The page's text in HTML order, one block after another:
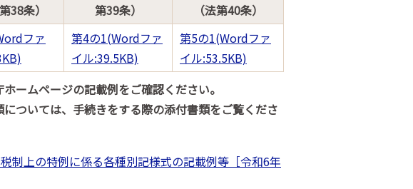
38条）
第39条）
（法第40条）
ファ
第4の1(Wordファ
イル:39.5KB)
第5の1(Wordファ
イル:53.5KB)
ームページの記載例をご確認ください。
については、手続きをする際の添付書類をご覧くださ
制上の特例に係る各種別記様式の記載例等［令和6年